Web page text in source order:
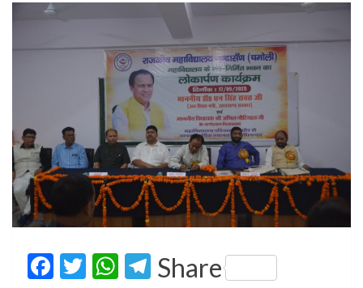
Facebook
Twitter
WhatsApp
Telegram
Share